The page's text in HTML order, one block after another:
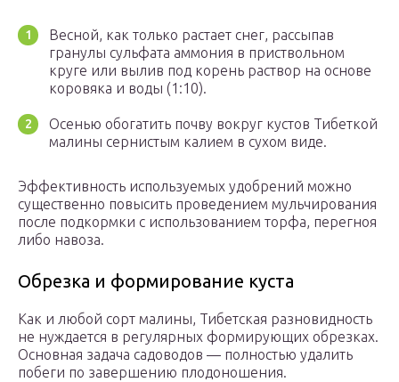
Весной, как только растает снег, рассыпав
гранулы сульфата аммония в приствольном
круге или вылив под корень раствор на основе
коровяка и воды (1:10).
Осенью обогатить почву вокруг кустов Тибеткой
малины сернистым калием в сухом виде.
Эффективность используемых удобрений можно
существенно повысить проведением мульчирования
после подкормки с использованием торфа, перегноя
либо навоза.
Обрезка и формирование куста
Как и любой сорт малины, Тибетская разновидность
не нуждается в регулярных формирующих обрезках.
Основная задача садоводов — полностью удалить
побеги по завершению плодоношения.